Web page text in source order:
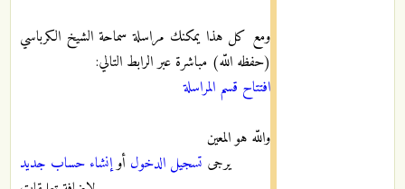
ومع كل هذا يمكنك مراسلة سماحة الشيخ الكرباسي
(حفظه اللّه) مباشرة عبر الرابط التالي:
افتتاح قسم المراسلة
واللّه هو المعين
يرجى تسجيل الدخول أوإنشاء حساب جديد